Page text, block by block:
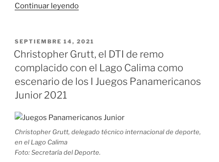
Continuar leyendo«Inició
ronda
en
el
Campeonato
Final
ajedrez
en
PUBLICADO
EL
SEPTIEMBRE 14, 2021
Christopher Grutt, el DTI de remo
complacido con el Lago Calima como
escenario de los I Juegos Panamericanos
Junior 2021
Christopher Grutt, delegado técnico internacional de deporte,
en el Lago Calima
Foto: Secretaría del Deporte.